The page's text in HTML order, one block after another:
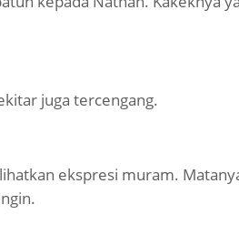
juga tercengang.
ekspresi muram.